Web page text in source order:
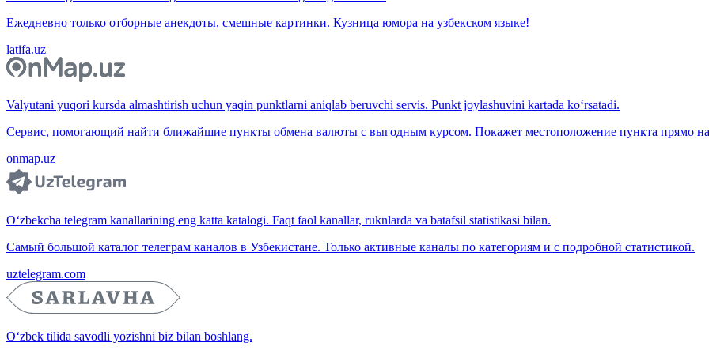
Ежедневно только отборные анекдоты, смешные картинки. Кузница юмора на узбекском языке!
latifa.uz
Valyutani yuqori kursda almashtirish uchun yaqin punktlarni aniqlab beruvchi servis. Punkt joylashuvini kartada ko‘rsatadi.
Сервис, помогающий найти ближайшие пункты обмена валюты с выгодным курсом. Покажет местоположение пункта прямо на
onmap.uz
O‘zbekcha telegram kanallarining eng katta katalogi. Faqt faol kanallar, ruknlarda va batafsil statistikasi bilan.
Самый большой каталог телеграм каналов в Узбекистане. Только активные каналы по категориям и с подробной статистикой.
uztelegram.com
O‘zbek tilida savodli yozishni biz bilan boshlang.